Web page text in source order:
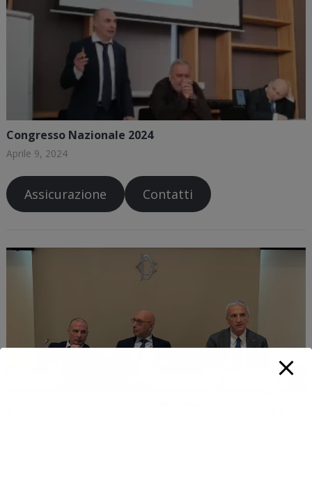
Congresso Nazionale 2024
Aprile 9, 2024
Assicurazione Contatti